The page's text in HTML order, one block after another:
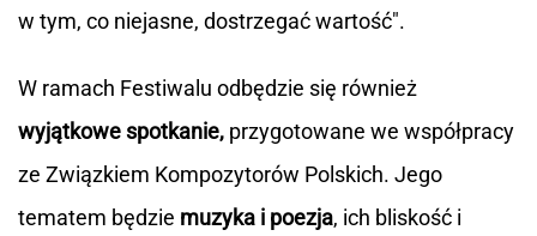
w tym, co niejasne, dostrzegać wartość".
W ramach Festiwalu odbędzie się również
wyjątkowe spotkanie, przygotowane we współpracy
ze Związkiem Kompozytorów Polskich. Jego
tematem będzie muzyka i poezja, ich bliskość i